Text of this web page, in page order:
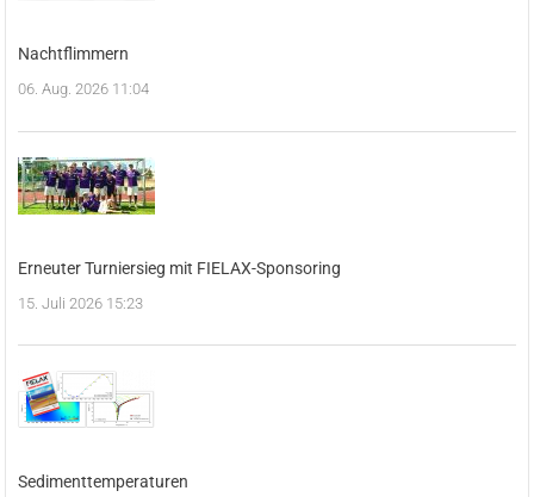
Nachtflimmern
06. Aug. 2026 11:04
Erneuter Turniersieg mit FIELAX-Sponsoring
15. Juli 2026 15:23
Sedimenttemperaturen